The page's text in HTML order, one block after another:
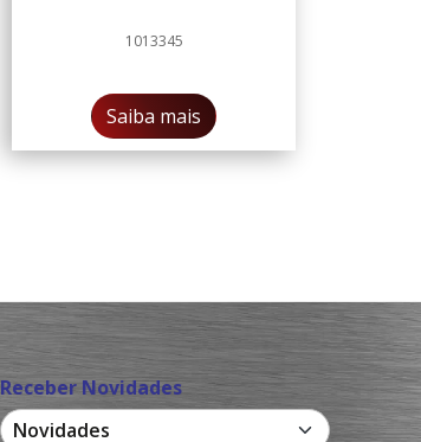
1013345
Saiba mais
Receber Novidades